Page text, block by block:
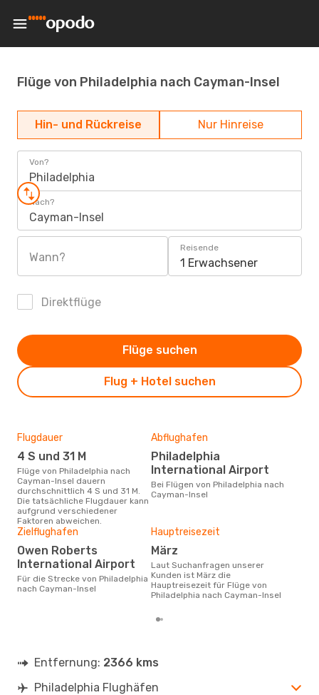
Flüge von Philadelphia nach Cayman-Insel
Hin- und Rückreise Nur Hinreise
Von?
Philadelphia
Nach?
Cayman-Insel
Wann?
Reisende
1 Erwachsener
Direktflüge
Flug + Hotel suchen
Flüge suchen
Flugdauer
4 S und 31 M
Flüge von Philadelphia nach
Cayman-Insel dauern
durchschnittlich 4 S und 31 M.
Die tatsächliche Flugdauer kann
aufgrund verschiedener
Faktoren abweichen.
Abflughafen
Philadelphia
International Airport
Bei Flügen von Philadelphia nach
Cayman-Insel
Zielflughafen
Owen Roberts
International Airport
Für die Strecke von Philadelphia
nach Cayman-Insel
Hauptreisezeit
März
Laut Suchanfragen unserer
Kunden ist März die
Hauptreisezeit für Flüge von
Philadelphia nach Cayman-Insel
Entfernung: 2366 kms
Philadelphia Flughäfen